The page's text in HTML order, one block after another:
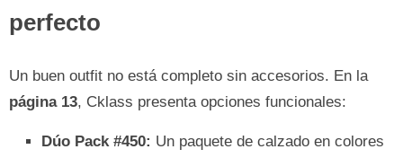
perfecto
Un buen outfit no está completo sin accesorios. En la
página 13, Cklass presenta opciones funcionales:
Dúo Pack #450: Un paquete de calzado en colores